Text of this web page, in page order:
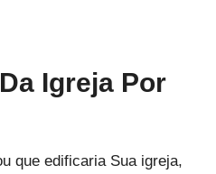
Igreja Por
que edificaria Sua igreja,